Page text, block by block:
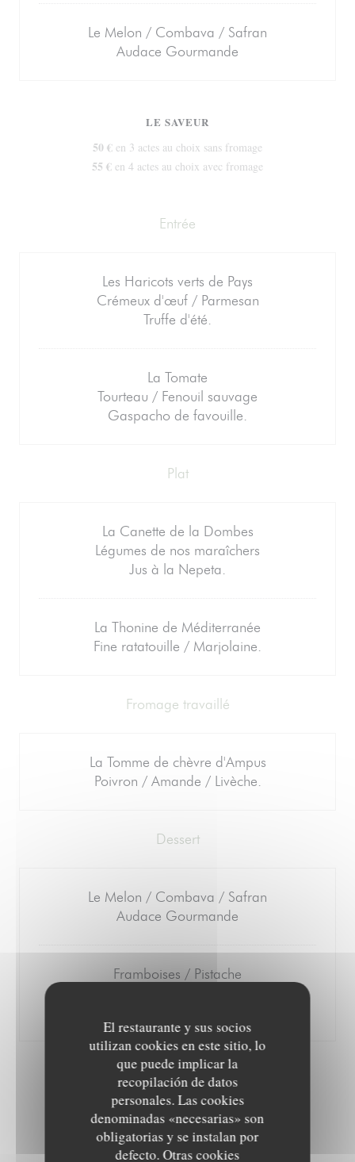
El restaurante y sus socios
utilizan cookies en este sitio, lo
que puede implicar la
recopilación de datos
personales. Las cookies
denominadas «necesarias» son
obligatorias y se instalan por
defecto. Otras cookies
Le Melon / Combava / Safran
Audace Gourmande
LE SAVEUR
50 € en 3 actes au choix sans fromage
55 € en 4 actes au choix avec fromage
Entrée
Les Haricots verts de Pays
Crémeux d'œuf / Parmesan
Truffe d'été.
La Tomate
Tourteau / Fenouil sauvage
Gaspacho de favouille.
Plat
La Canette de la Dombes
Légumes de nos maraîchers
Jus à la Nepeta.
La Thonine de Méditerranée
Fine ratatouille / Marjolaine.
Fromage travaillé
La Tomme de chèvre d'Ampus
Poivron / Amande / Livèche.
Dessert
Le Melon / Combava / Safran
Audace Gourmande
Framboises / Pistache
LE MARAÎCHER
Autour des Légumes et des herbes de nos producteurs
40 € en 3 actes